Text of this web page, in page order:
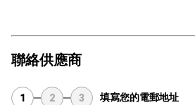
聯絡供應商
1 2 3 填寫您的電郵地址